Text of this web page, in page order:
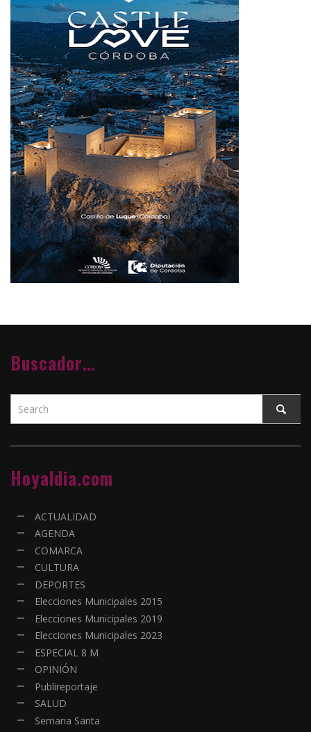
Buscador…
Hoyaldia.com
ACTUALIDAD
AGENDA
COMARCA
CULTURA
DEPORTES
Elecciones Municipales 2015
Elecciones Municipales 2019
Elecciones Municipales 2023
ESPECIAL 8 M
OPINIÓN
Publireportaje
SALUD
Semana Santa